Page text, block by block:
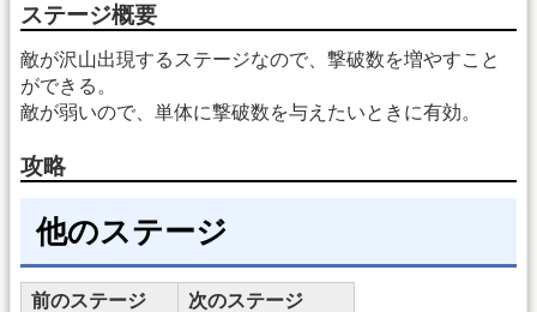
ステージ概要
敵が沢山出現するステージなので、撃破数を増やすこと
ができる。
敵が弱いので、単体に撃破数を与えたいときに有効。
攻略
他のステージ
前のステージ
次のステージ